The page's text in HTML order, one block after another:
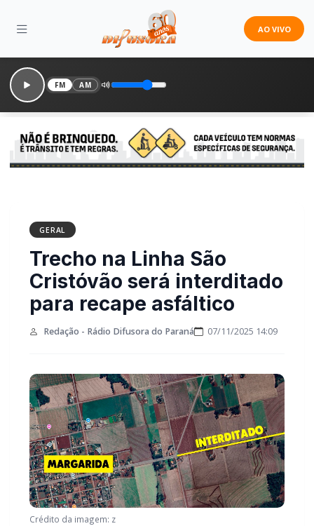
AO VIVO
FM AM
GERAL
Trecho na Linha São
Cristóvão será interditado
para recape asfáltico
Redação - Rádio Difusora do Paraná 07/11/2025 14:09
Crédito da imagem: z